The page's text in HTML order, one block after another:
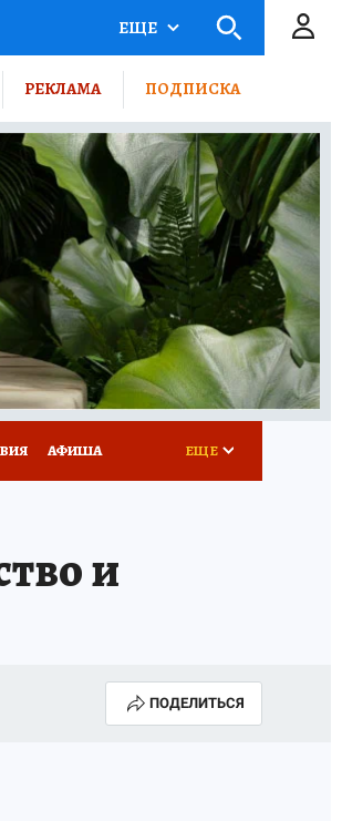
ВСЕ О КП
ЕЩЕ
РЕКЛАМА ПОДПИСКА
АФИША ЕЩЕ
и
ПОДЕЛИТЬСЯ